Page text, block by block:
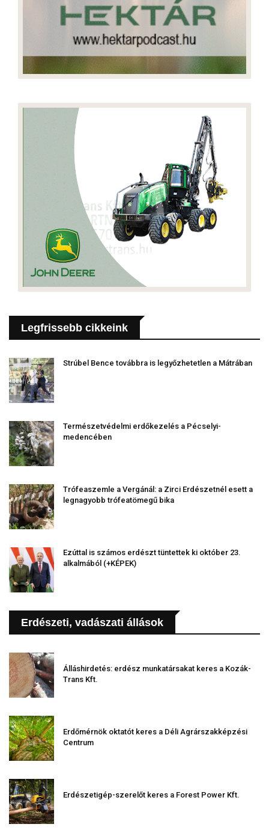
Legfrissebb cikkeink
Strúbel Bence továbbra is legyőzhetetlen a Mátrában
Természetvédelmi erdőkezelés a Pécselyi-
medencében
Trófeaszemle a Vergánál: a Zirci Erdészetnél esett a
legnagyobb trófeatömegű bika
Ezúttal is számos erdészt tüntettek ki október 23.
alkalmából (+KÉPEK)
Erdészeti, vadászati állások
Álláshirdetés: erdész munkatársakat keres a Kozák-
Trans Kft.
Erdőmérnök oktatót keres a Déli Agrárszakképzési
Centrum
Erdészetigép-szerelőt keres a Forest Power Kft.